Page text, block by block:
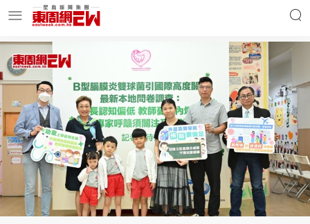
時事財經
東周Ladies 優享生活
東周食玩通 會員活動